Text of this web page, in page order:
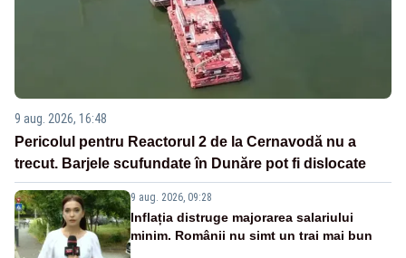
9 aug. 2026, 16:48
Pericolul pentru Reactorul 2 de la Cernavodă nu a
trecut. Barjele scufundate în Dunăre pot fi dislocate
9 aug. 2026, 09:28
Inflația distruge majorarea salariului
minim. Românii nu simt un trai mai bun